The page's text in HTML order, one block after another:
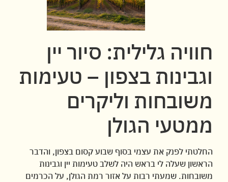
חוויה גלילית: סיור יין
וגבינות בצפון – טעימות
משובחות וליקרים
ממטעי הגולן
החלטתי לפנק את עצמי בסוף שבוע קסום בצפון, והדבר
הראשון שעלה לי בראש היה לשלב טעימות יין וגבינות
משובחות. שמעתי רבות על אזור רמת הגולן, על הכרמים